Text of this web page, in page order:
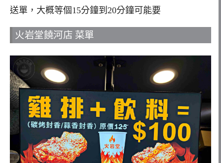
送單，大概等個15分鐘到20分鐘可能要
火岩堂饒河店 菜單